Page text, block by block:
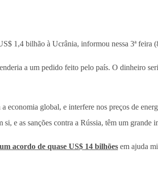
1,4 bilhão à Ucrânia, informou nessa 3ª feira
a um pedido feito pelo país. O dinheiro
global, e interfere nos preços de
e as sanções contra a Rússia, têm um grande
acordo de quase US$ 14 bilhões em ajuda